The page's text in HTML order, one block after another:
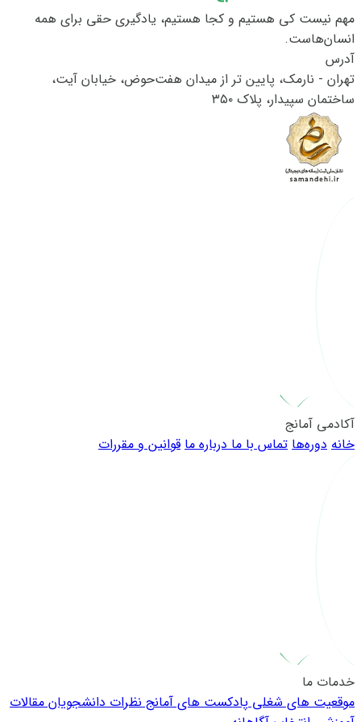
مهم نیست کی هستیم و کجا هستیم، یادگیری حقی برای همه
انسان‌هاست.
آدرس
تهران - نارمک، پایین تر از میدان هفت‌حوض، خیابان آیت،
ساختمان سپیدار، پلاک ۳۵۰
آکادمی آمانج
خانه دوره‌ها تماس با مادرباره ما قوانین و مقررات
خدمات ما
موقعیت های شغلیپادکست های آمانجنظرات دانشجویانمقالات